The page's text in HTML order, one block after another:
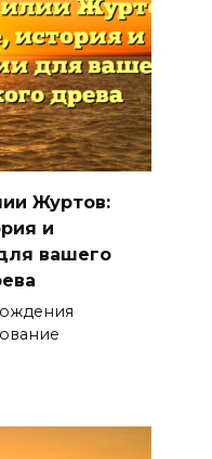
Журтов:
и
вашего